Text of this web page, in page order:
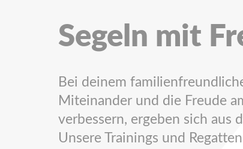
Segeln mit
Bei deinem
Miteinander und die Freude
verbessern, ergeben sich aus
Unsere Trainings und